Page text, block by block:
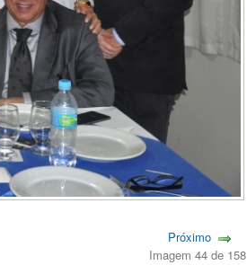
Próximo
Imagem 44 de 158